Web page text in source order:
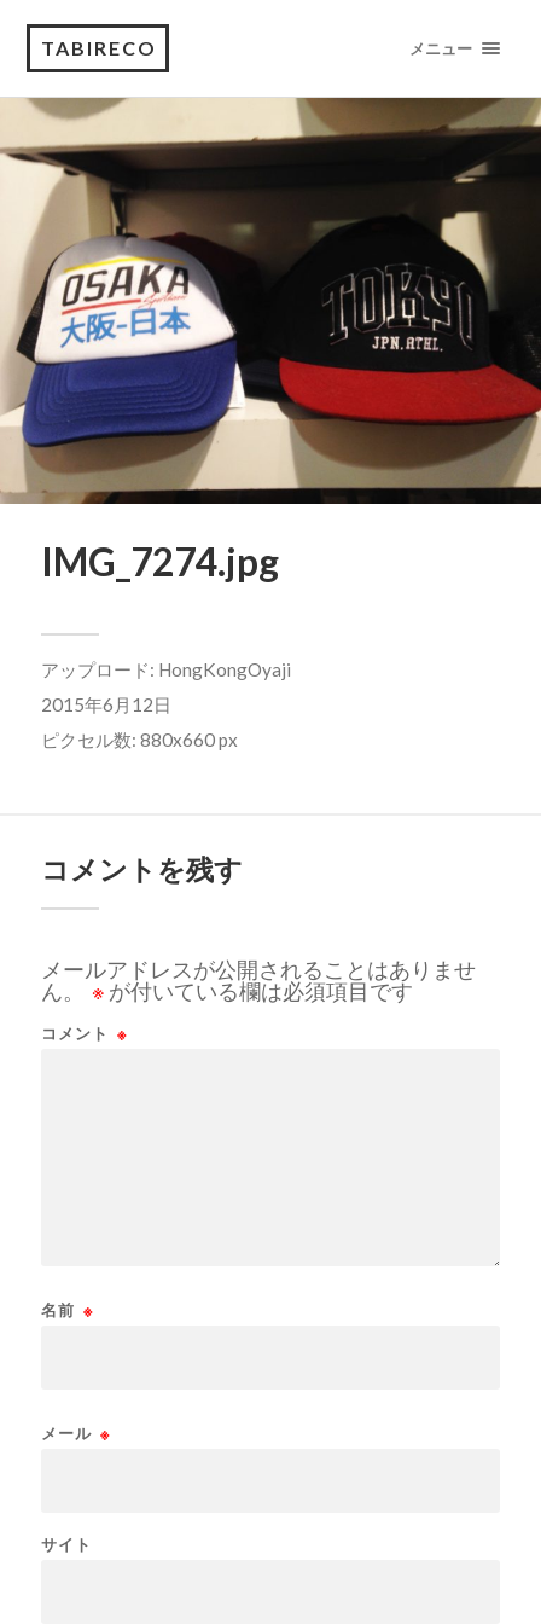
TABIRECO メニュー
IMG_7274.jpg
アップロード: HongKongOyaji
2015年6月12日
ピクセル数: 880x660 px
コメントを残す
メールアドレスが公開されることはありませ
ん。
※ が付いている欄は必須項目です
コメント ※
名前 ※
メール ※
サイト